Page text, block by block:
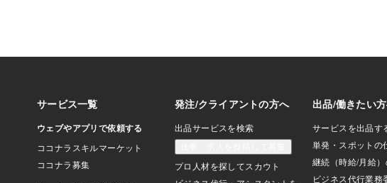
ま、「解体業」とかにつくかも知れんけ
ど、それも「違法」じゃ！＾＾；あまり
に「放置」を続けると「トルコ」の様に
なるじゃん。そう「エルドアン大統領」
が「フィンランド」と「スエーデン」に
NAT